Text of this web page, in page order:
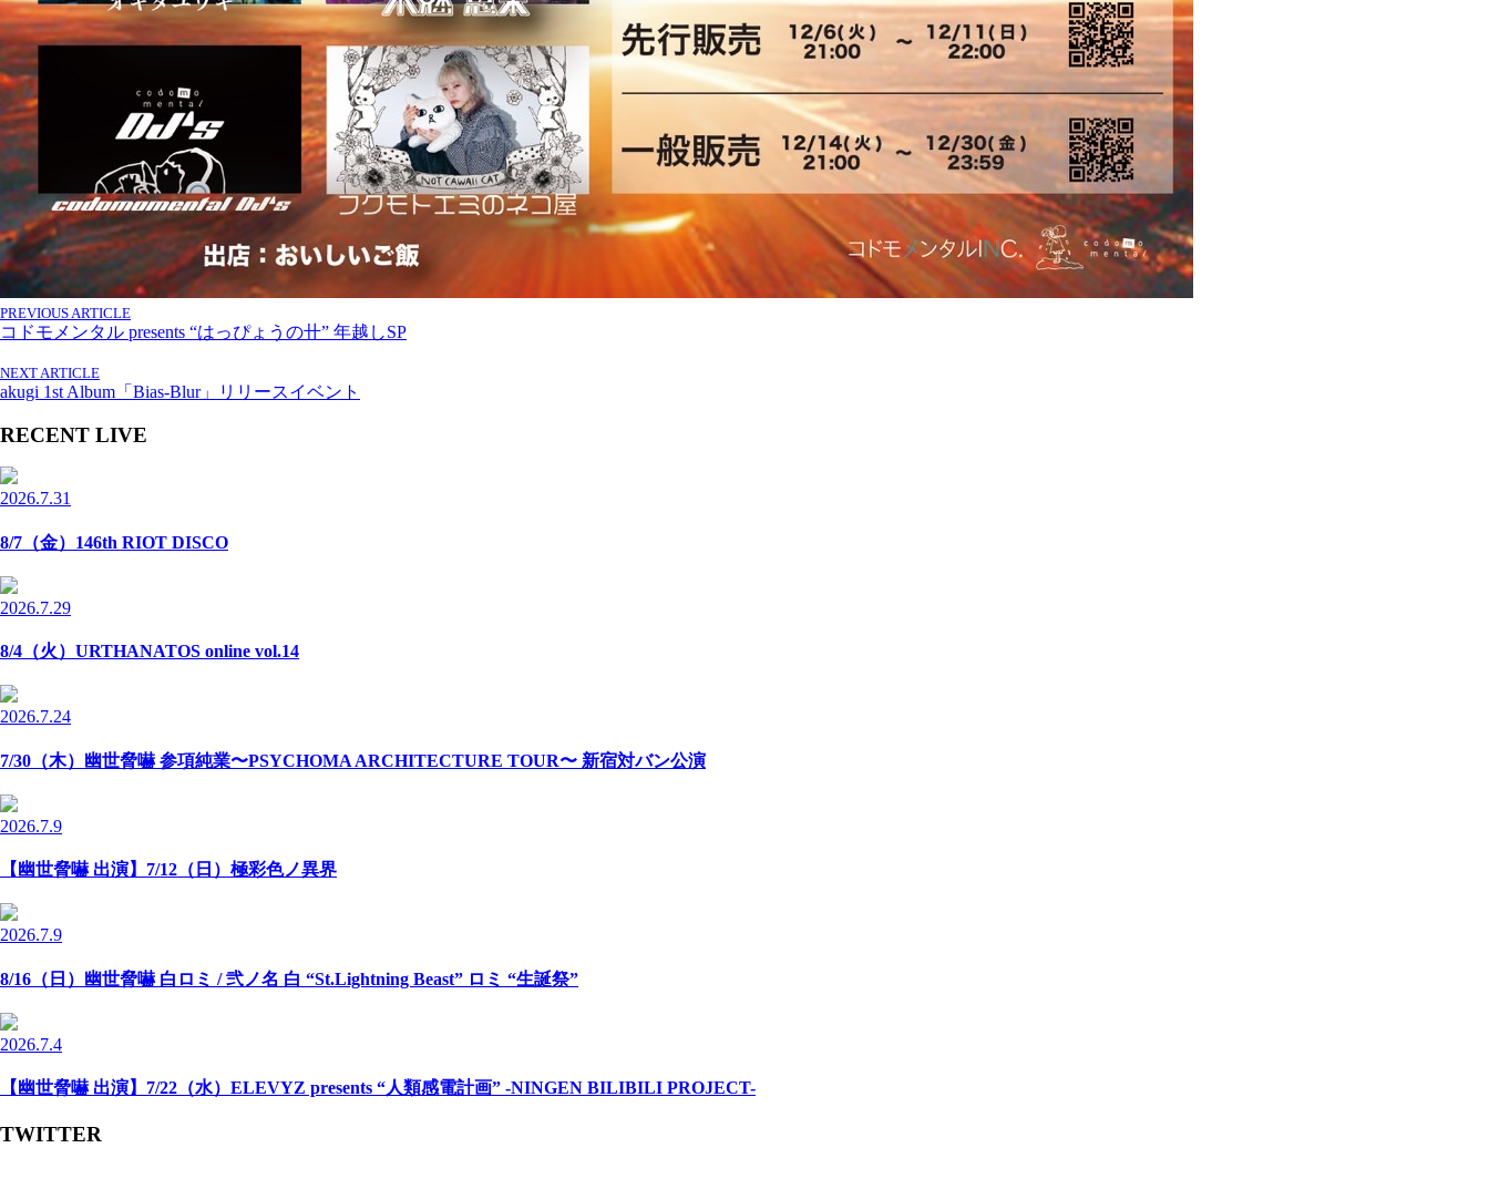
PREVIOUS ARTICLE
コドモメンタル presents “はっぴょうの卄” 年越しSP
NEXT ARTICLE
akugi 1st Album「Bias-Blur」リリースイベント
RECENT LIVE
2026.7.31
8/7（金）146th RIOT DISCO
2026.7.29
8/4（火）URTHANATOS online vol.14
2026.7.24
7/30（木）幽世脅嚇 参項純業〜PSYCHOMA ARCHITECTURE TOUR〜 新宿対バン公演
2026.7.9
【幽世脅嚇 出演】7/12（日）極彩色ノ異界
2026.7.9
8/16（日）幽世脅嚇 白ロミ / 弐ノ名 白 “St.Lightning Beast” ロミ “生誕祭”
2026.7.4
【幽世脅嚇 出演】7/22（水）ELEVYZ presents “人類感電計画” -NINGEN BILIBILI PROJECT-
TWITTER